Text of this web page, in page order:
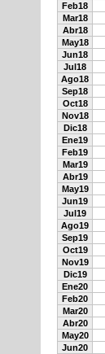
Feb18
Mar18
Abr18
May18
Jun18
Jul18
Ago18
Sep18
Oct18
Nov18
Dic18
Ene19
Feb19
Mar19
Abr19
May19
Jun19
Jul19
Ago19
Sep19
Oct19
Nov19
Dic19
Ene20
Feb20
Mar20
Abr20
May20
Jun20